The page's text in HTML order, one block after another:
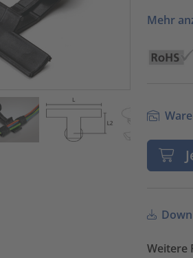
Mehr
Weitere